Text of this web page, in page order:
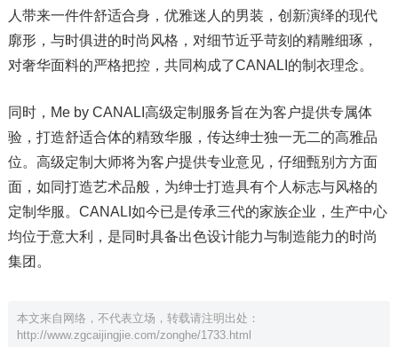
人带来一件件舒适合身，优雅迷人的男装，创新演绎的现代
廓形，与时俱进的时尚风格，对细节近乎苛刻的精雕细琢，
对奢华面料的严格把控，共同构成了CANALI的制衣理念。
同时，Me by CANALI高级定制服务旨在为客户提供专属体
验，打造舒适合体的精致华服，传达绅士独一无二的高雅品
位。高级定制大师将为客户提供专业意见，仔细甄别方方面
面，如同打造艺术品般，为绅士打造具有个人标志与风格的
定制华服。CANALI如今已是传承三代的家族企业，生产中心
均位于意大利，是同时具备出色设计能力与制造能力的时尚
集团。
本文来自网络，不代表立场，转载请注明出处：
http://www.zgcaijingjie.com/zonghe/1733.html